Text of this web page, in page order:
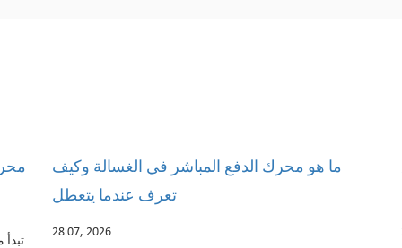
ما
كيف تعمل المراوح الصناعية، وهل تستحق
الاستثمار؟
21 07, 2026